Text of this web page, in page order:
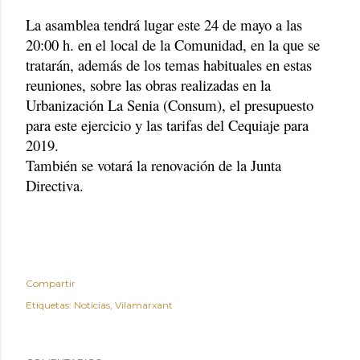
La asamblea tendrá lugar este 24 de mayo a las
20:00 h. en el local de la Comunidad, en la que se
tratarán, además de los temas habituales en estas
reuniones, sobre las obras realizadas en la
Urbanización La Senia (Consum), el presupuesto
para este ejercicio y las tarifas del Cequiaje para
2019.
También se votará la renovación de la Junta
Directiva.
Compartir
Etiquetas: Noticias Vilamarxant